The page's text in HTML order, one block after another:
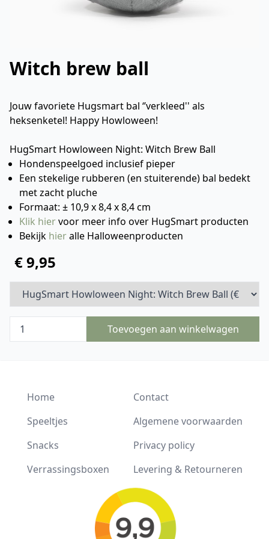
Witch brew ball
Jouw favoriete Hugsmart bal ‘’verkleed'' als
heksenketel! Happy Howloween!
HugSmart Howloween Night: Witch Brew Ball
Hondenspeelgoed inclusief pieper
Een stekelige rubberen (en stuiterende) bal bedekt
met zacht pluche
Formaat: ± 10,9 x 8,4 x 8,4 cm
Klik hiervoor meer info over HugSmart producten
Bekijk hieralle Halloweenproducten
€ 9,95
Toevoegen aan winkelwagen
Home
Speeltjes
Snacks
Verrassingsboxen
Contact
Algemene voorwaarden
Privacy policy
Levering & Retourneren